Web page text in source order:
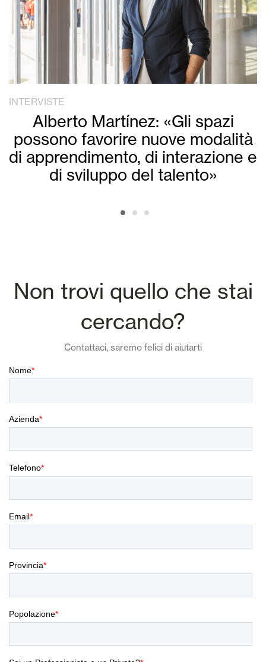
INTERVISTE
Alberto Martínez: «Gli spazi
possono favorire nuove modalità
di apprendimento, di interazione e
di sviluppo del talento»
Non trovi quello che stai
cercando?
Contattaci, saremo felici di aiutarti